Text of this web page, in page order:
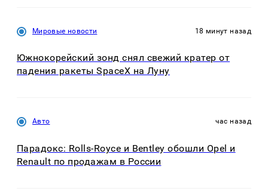
Мировые новости 18 минут назад
Южнокорейский зонд снял свежий кратер от
падения ракеты SpaceX на Луну
Авто час назад
Парадокс: Rolls-Royce и Bentley обошли Opel и
Renault по продажам в России